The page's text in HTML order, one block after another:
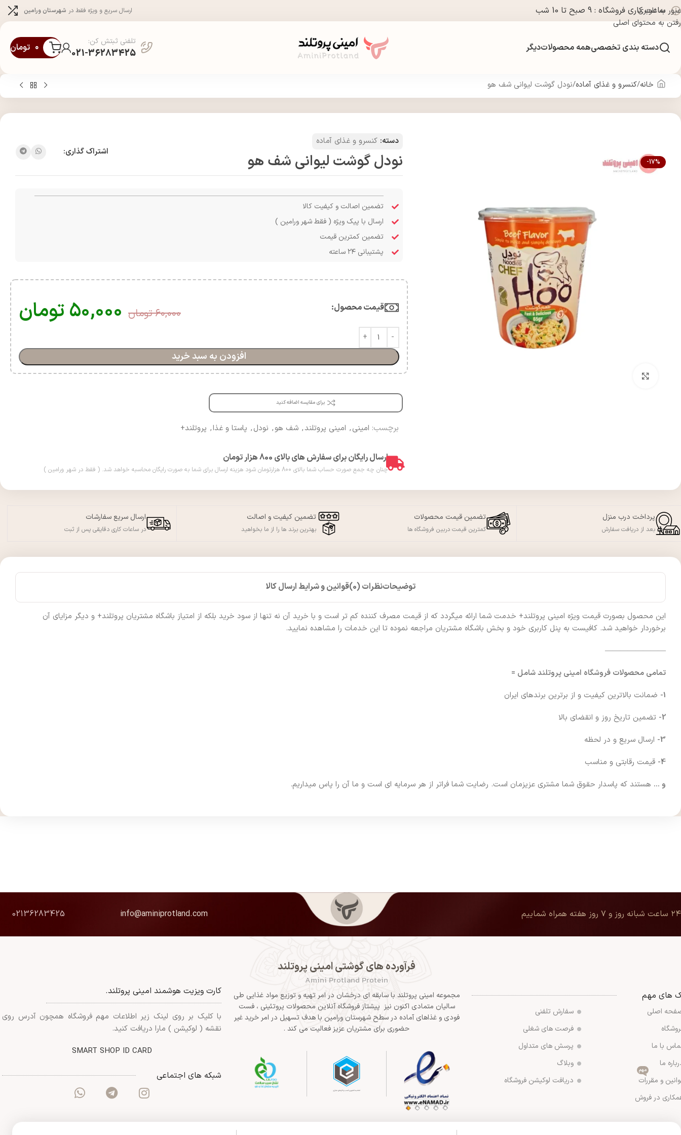
عبور به ناوبری
رفتن به محتوای اصلی
ساعت کاری فروشگاه : 9 صبح تا 10 شب ارسال سریع و ویژه فقط در شهرستان ورامین
دسته بندی تخصصیهمه محصولاتدیگر
تلفنی ثبتش کن:
021-36283425 ۰ تومان
خانه کنسرو و غذای آماده نودل گوشت لیوانی شف هو
-17%
دسته: کنسرو و غذای آماده
نودل گوشت لیوانی شف هو اشتراک گذاری:
تضمین اصالت و کیفیت کالا
ارسال با پیک ویژه ( فقط شهر ورامین )
تضمین کمترین قیمت
پشتیبانی ۲۴ ساعته
قیمت محصول:​ ۶۰,۰۰۰ تومان ۵۰,۰۰۰تومان
افزودن به سبد خرید
برای مقایسه اضافه کنید
برچسب: امینی, امینی پروتلند, شف هو, نودل, پاستا و غذا, پروتلند+
ارسال رایگان برای سفارش های بالای 800 هزار تومان
چنان چه جمع صورت حساب شما بالای 800 هزارتومان شود هزینه ارسال برای شما به صورت رایگان محاسبه خواهد شد. ( فقط در شهر ورامین )
پرداخت درب منزل
بعد از دریافت سفارش
تضمین قیمت محصولات
کمترین قیمت دربین فروشگاه ها
تضمین کیفیت و اصالت
بهترین برند ها را از ما بخواهید
ارسال سریع سفارشات
در ساعات کاری دقایقی پس از ثبت
توضیحاتنظرات (0) قوانین و شرایط ارسال کالا
این محصول بصورت قیمت ویژه امینی پروتلند+ خدمت شما ارائه میگردد که از قیمت مصرف کننده کم تر است و با خرید آن نه تنها از سود خرید بلکه از امتیاز باشگاه مشتریان پروتلند+ و دیگر مزایای آن
برخوردار خواهید شد. کافیست به پنل کاربری خود و بخش باشگاه مشتریان مراجعه نموده تا این خدمات را مشاهده نمایید.
————————
تمامی محصولات فروشگاه امینی پروتلند شامل =
1- ضمانت بالاترین کیفیت و از برترین برندهای ایران
2- تضمین تاریخ روز و انقضای بالا
3- ارسال سریع و در لحظه
4- قیمت رقابتی و مناسب
و … هستند که پاسدار حقوق شما مشتری عزیزمان است. رضایت شما فراتر از هر سرمایه ای است و ما آن را پاس میداریم.
۲۴ ساعت شبانه روز و ۷ روز هفته همراه شماییم info@aminiprotland.com
02136283425
های مهم
اصلی
با ما
ما
و مقررات
مهم
در فروش
سفارش تلفنی
فرصت های شغلی
پرسش های متداول
وبلاگ
دریافت لوکیشن فروشگاه
فرآورده های گوشتی امینی پروتلند
Amini Protland Protein
مجموعه امینی پروتلند با سابقه ای درخشان در امر تهیه و توزیع مواد غذایی طی
سالیان متمادی اکنون نیز پیشتاز فروشگاه آنلاین محصولات پروتئینی ، فست
فودی و غذاهای آماده در سطح شهرستان ورامین با هدف تسهیل در امر خرید غیر
حضوری برای مشتریان عزیز فعالیت می کند .
کارت ویزیت هوشمند امینی پروتلند.
با کلیک بر روی لینک زیر اطلاعات مهم فروشگاه همچون آدرس روی
نقشه ( لوکیشن ) مارا دریافت کنید.
SMART SHOP ID CARD
شبکه های اجتماعی